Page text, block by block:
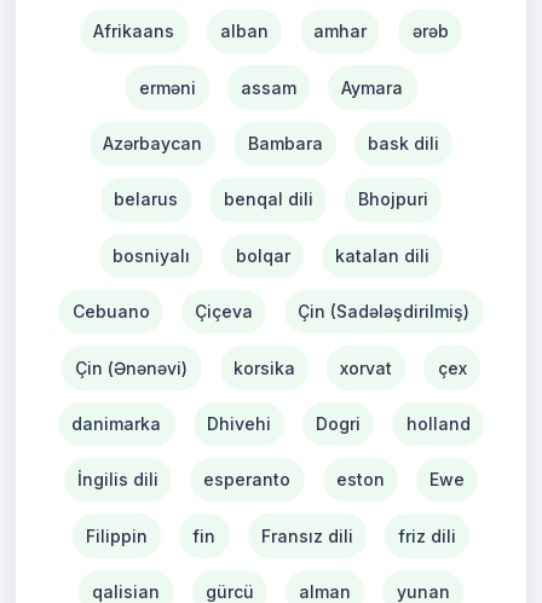
Afrikaans alban amhar ərəb
erməni assam Aymara
Azərbaycan Bambara bask dili
belarus benqal dili Bhojpuri
bosniyalı bolqar katalan dili
Cebuano Çiçeva Çin (Sadələşdirilmiş)
Çin (Ənənəvi) korsika xorvat çex
danimarka Dhivehi Dogri holland
İngilis dili esperanto eston Ewe
Filippin fin Fransız dili friz dili
qalisian gürcü alman yunan